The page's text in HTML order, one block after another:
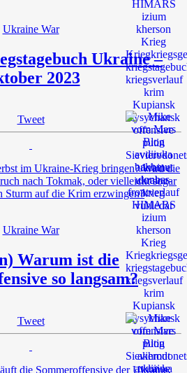
Ukraine War
Ukraine –
2023
Tweet
im Ukraine-Krieg bringen? Wird die
nach Tokmak, oder vielleicht sogar
Sturm auf die Krim erzwingen?
Ukraine War
Warum ist die
so langsam?
Tweet
die Sommeroffensive der Ukraine,